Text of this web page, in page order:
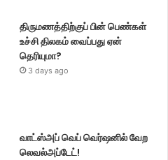
திருமணத்திற்குப் பின் பெண்கள்
உச்சி திலகம் வைப்பது ஏன்
தெரியுமா?
3 days ago
வாட்ஸ்அப் வெப் வெர்ஷனில் வேற
லெவல்அப்டேட்!